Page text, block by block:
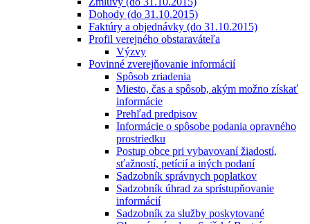
Dohody (do 31.10.2015)
Faktúry a objednávky (do 31.10.2015)
Profil verejného obstaraváteľa
Výzvy
Povinné zverejňovanie informácií
Spôsob zriadenia
Miesto, čas a spôsob, akým možno získať
informácie
Prehľad predpisov
Informácie o spôsobe podania opravného
prostriedku
Postup obce pri vybavovaní žiadostí,
sťažností, petícií a iných podaní
Sadzobník správnych poplatkov
Sadzobník úhrad za sprístupňovanie
informácií
Sadzobník za služby poskytované